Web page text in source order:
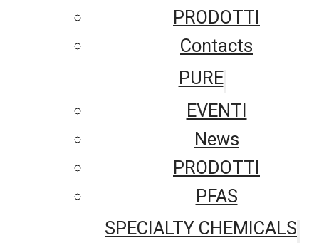
PRODOTTI
Contacts
PURE
EVENTI
News
PRODOTTI
PFAS
SPECIALTY CHEMICALS